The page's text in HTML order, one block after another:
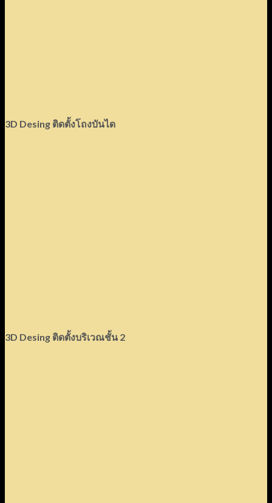
3D Desing ติดตั้งโถงบันได
3D Desing ติดตั้งบริเวณชั้น 2